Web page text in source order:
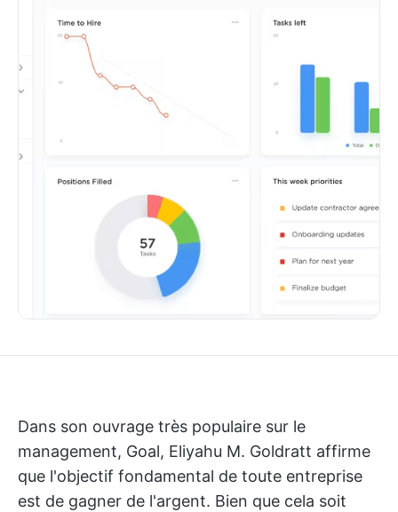
Dans son ouvrage très populaire sur le
management, Goal, Eliyahu M. Goldratt affirme
que l'objectif fondamental de toute entreprise
est de gagner de l'argent. Bien que cela soit